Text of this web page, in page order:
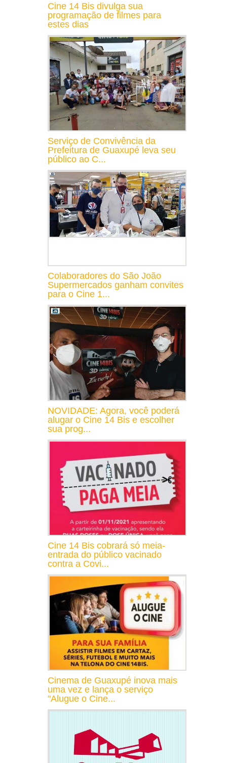
Cine 14 Bis divulga sua
programação de filmes para
estes dias
Serviço de Convivência da
Prefeitura de Guaxupé leva seu
público ao C...
Colaboradores do São João
Supermercados ganham convites
para o Cine 1...
NOVIDADE: Agora, você poderá
alugar o Cine 14 Bis e escolher
sua prog...
Cine 14 Bis cobrará só meia-
entrada do público vacinado
contra a Covi...
Cinema de Guaxupé inova mais
uma vez e lança o serviço
"Alugue o Cine...